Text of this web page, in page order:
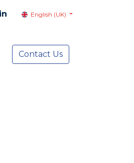
English (UK)
Services
Contact Us